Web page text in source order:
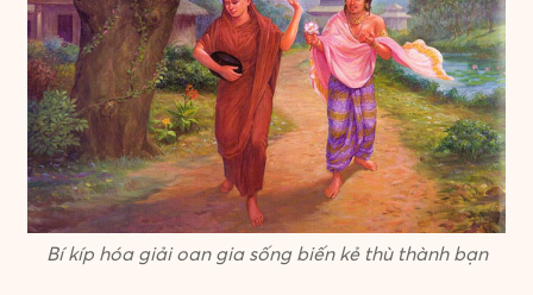
Bí kíp hóa giải oan gia sống biến kẻ thù thành bạn